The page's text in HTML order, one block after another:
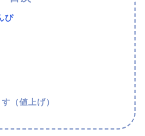
ぴ
（値上げ）